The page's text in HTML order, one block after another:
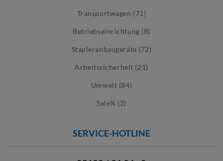
Transportwagen (71)
Betriebseinrichtung (8)
Stapleranbaugeräte (72)
Arbeitssicherheit (21)
Umwelt (84)
Sale% (2)
SERVICE-HOTLINE